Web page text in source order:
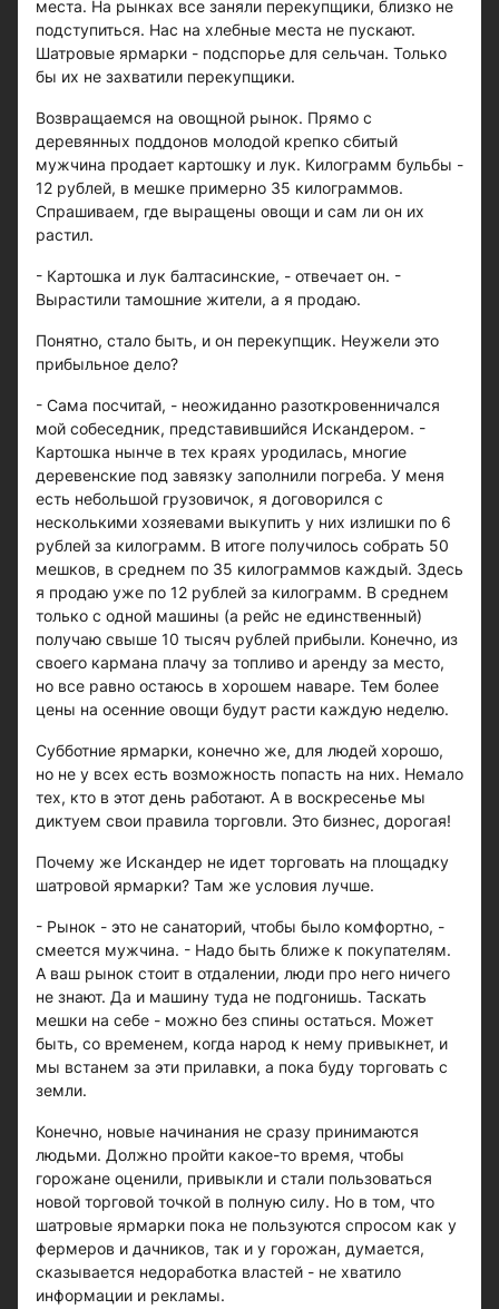
места. На рынках все заняли перекупщики, близко не
подступиться. Нас на хлебные места не пускают.
Шатровые ярмарки - подспорье для сельчан. Только
бы их не захватили перекупщики.
Возвращаемся на овощной рынок. Прямо с
деревянных поддонов молодой крепко сбитый
мужчина продает картошку и лук. Килограмм бульбы -
12 рублей, в мешке примерно 35 килограммов.
Спрашиваем, где выращены овощи и сам ли он их
растил.
- Картошка и лук балтасинские, - отвечает он. -
Вырастили тамошние жители, а я продаю.
Понятно, стало быть, и он перекупщик. Неужели это
прибыльное дело?
- Сама посчитай, - неожиданно разоткровенничался
мой собеседник, представившийся Искандером. -
Картошка нынче в тех краях уродилась, многие
деревенские под завязку заполнили погреба. У меня
есть небольшой грузовичок, я договорился с
несколькими хозяевами выкупить у них излишки по 6
рублей за килограмм. В итоге получилось собрать 50
мешков, в среднем по 35 килограммов каждый. Здесь
я продаю уже по 12 рублей за килограмм. В среднем
только с одной машины (а рейс не единственный)
получаю свыше 10 тысяч рублей прибыли. Конечно, из
своего кармана плачу за топливо и аренду за место,
но все равно остаюсь в хорошем наваре. Тем более
цены на осенние овощи будут расти каждую неделю.
Субботние ярмарки, конечно же, для людей хорошо,
но не у всех есть возможность попасть на них. Немало
тех, кто в этот день работают. А в воскресенье мы
диктуем свои правила торговли. Это бизнес, дорогая!
Почему же Искандер не идет торговать на площадку
шатровой ярмарки? Там же условия лучше.
- Рынок - это не санаторий, чтобы было комфортно, -
смеется мужчина. - Надо быть ближе к покупателям.
А ваш рынок стоит в отдалении, люди про него ничего
не знают. Да и машину туда не подгонишь. Таскать
мешки на себе - можно без спины остаться. Может
быть, со временем, когда народ к нему привыкнет, и
мы встанем за эти прилавки, а пока буду торговать с
земли.
Конечно, новые начинания не сразу принимаются
людьми. Должно пройти какое-то время, чтобы
горожане оценили, привыкли и стали пользоваться
новой торговой точкой в полную силу. Но в том, что
шатровые ярмарки пока не пользуются спросом как у
фермеров и дачников, так и у горожан, думается,
сказывается недоработка властей - не хватило
информации и рекламы.